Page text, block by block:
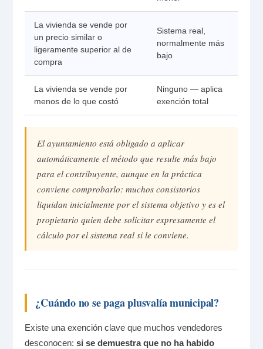
La vivienda se vende por
un precio similar o
ligeramente superior al de
compra
Sistema real,
normalmente más
bajo
La vivienda se vende por
menos de lo que costó
Ninguno — aplica
exención total
El ayuntamiento está obligado a aplicar
automáticamente el método que resulte más bajo
para el contribuyente, aunque en la práctica
conviene comprobarlo: muchos consistorios
liquidan inicialmente por el sistema objetivo y es el
propietario quien debe solicitar expresamente el
cálculo por el sistema real si le conviene.
¿Cuándo no se paga plusvalía municipal?
Existe una exención clave que muchos vendedores
desconocen:si se demuestra que no ha habido